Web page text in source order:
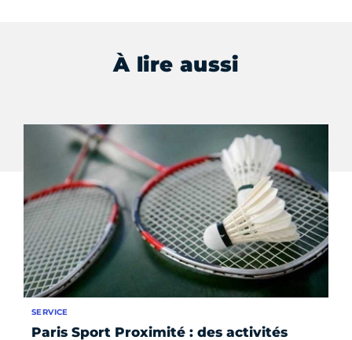
À lire aussi
Paris Sport Proximité : des activités
SERVICE